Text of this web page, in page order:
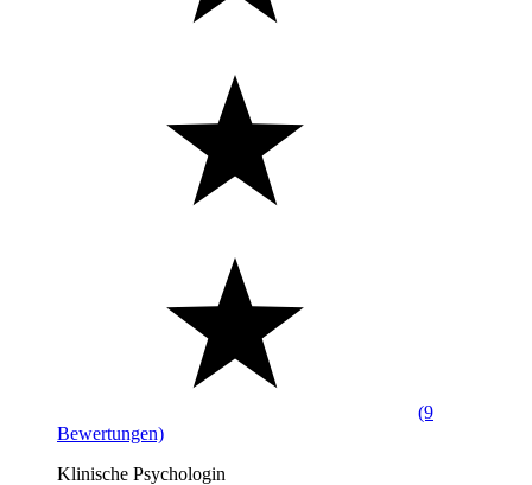
(9
Bewertungen)
Klinische Psychologin